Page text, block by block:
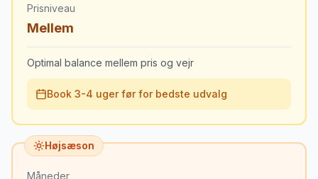
Prisniveau
Mellem
Optimal balance mellem pris og vejr
Book 3-4 uger før for bedste udvalg
Højsæson
Måneder